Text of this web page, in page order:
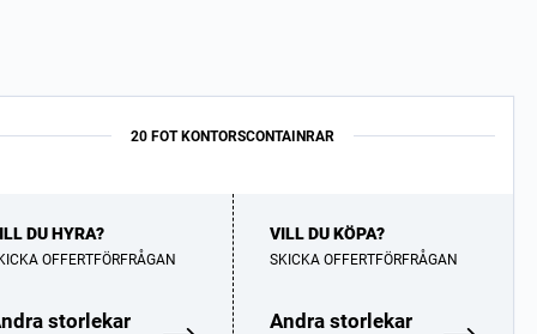
20 FOT KONTORSCONTAINRAR
DU HYRA?
OFFERTFÖRFRÅGAN
storlekar
VILL DU KÖPA?
SKICKA OFFERTFÖRFRÅGAN
Andra storlekar